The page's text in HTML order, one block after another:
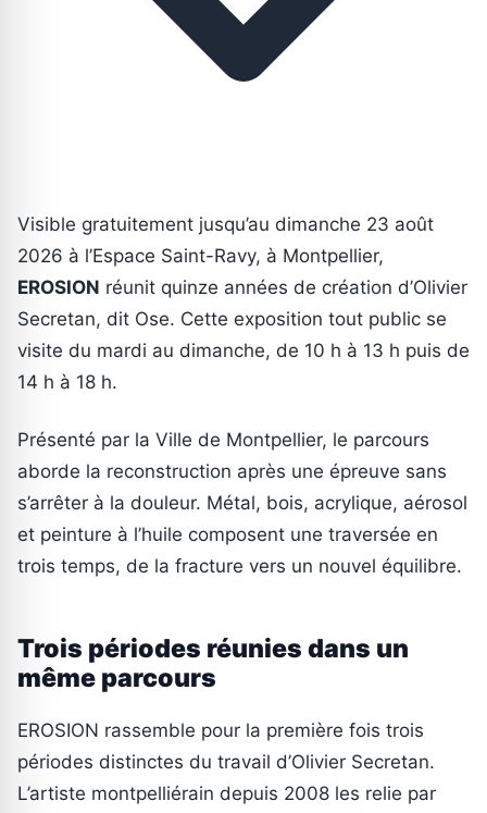
Visible gratuitement jusqu’au dimanche 23 août
2026 à l’Espace Saint-Ravy, à Montpellier,
EROSION réunit quinze années de création d’Olivier
Secretan, dit Ose. Cette exposition tout public se
visite du mardi au dimanche, de 10 h à 13 h puis de
14 h à 18 h.
Présenté par la Ville de Montpellier, le parcours
aborde la reconstruction après une épreuve sans
s’arrêter à la douleur. Métal, bois, acrylique, aérosol
et peinture à l’huile composent une traversée en
trois temps, de la fracture vers un nouvel équilibre.
Trois périodes réunies dans un
même parcours
EROSION rassemble pour la première fois trois
périodes distinctes du travail d’Olivier Secretan.
L’artiste montpelliérain depuis 2008 les relie par